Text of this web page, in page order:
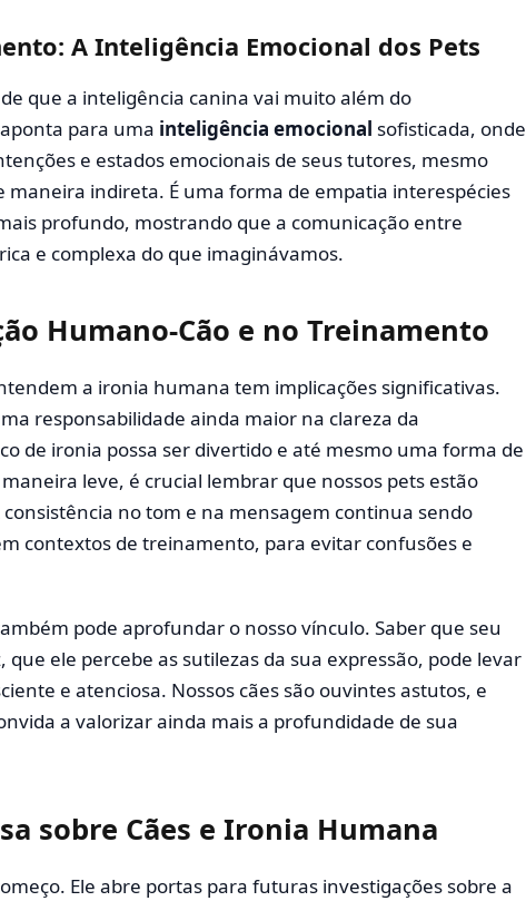
A Inteligência Emocional dos Pets
que a inteligência canina vai muito além do
para uma inteligência emocional sofisticada, onde
e estados emocionais de seus tutores, mesmo
maneira indireta. É uma forma de empatia interespécies
profundo, mostrando que a comunicação entre
e complexa do que imaginávamos.
Humano-Cão e no Treinamento
a ironia humana tem implicações significativas.
responsabilidade ainda maior na clareza da
de ironia possa ser divertido e até mesmo uma forma de
leve, é crucial lembrar que nossos pets estão
no tom e na mensagem continua sendo
contextos de treinamento, para evitar confusões e
pode aprofundar o nosso vínculo. Saber que seu
que ele percebe as sutilezas da sua expressão, pode levar
e atenciosa. Nossos cães são ouvintes astutos, e
a valorizar ainda mais a profundidade de sua
sobre Cães e Ironia Humana
Ele abre portas para futuras investigações sobre a